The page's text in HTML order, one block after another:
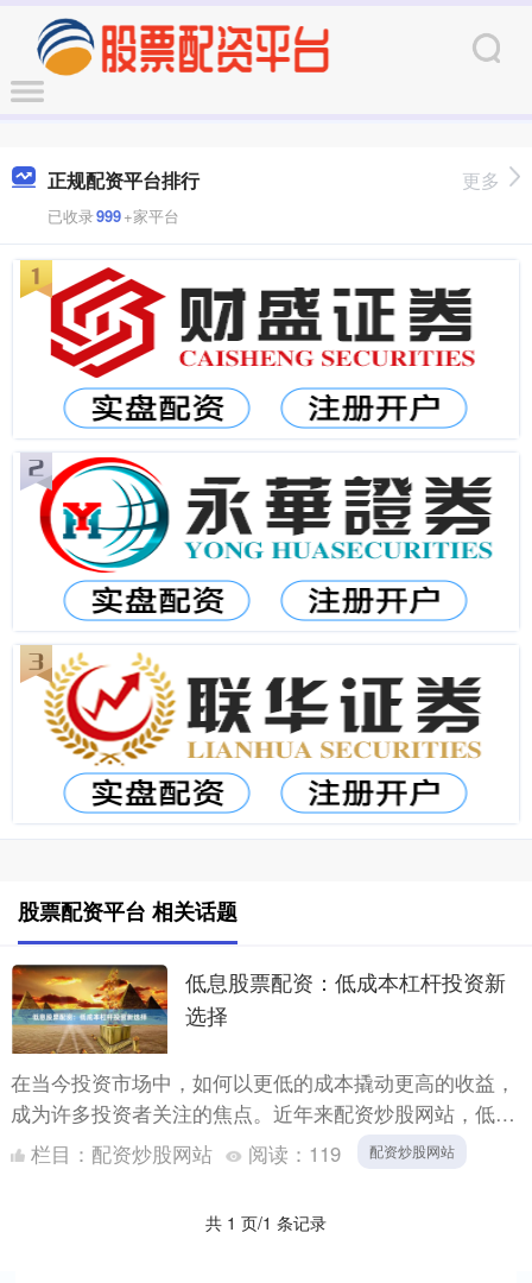
正规配资平台排行
已收录999+家平台
更多
股票配资平台 相关话题
低息股票配资：低成本杠杆投资新
选择
在当今投资市场中，如何以更低的成本撬动更高的收益，
成为许多投资者关注的焦点。近年来配资炒股网站，低息
股票配资作为一种新兴的杠杆投资方式，凭借其资金成本
低、操作灵....
栏目： 配资炒股网站 阅读： 119 配资炒股网站
共 1 页/1 条记录